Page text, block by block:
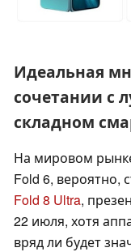
Идеальная
сочетании с
складном
На мировом
Fold 6, вероятно,
Fold 8 Ultra,
22 июля, хотя
вряд ли будет